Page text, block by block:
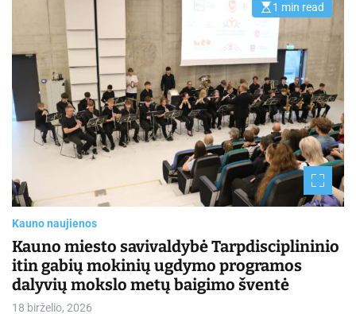
E
t
i
m
a
t
e
d
r
e
a
d
t
i
m
1 min read
Kauno naujienos
Kauno miesto savivaldybė Tarpdisciplininio
itin gabių mokinių ugdymo programos
dalyvių mokslo metų baigimo šventė
18 birželio, 2026